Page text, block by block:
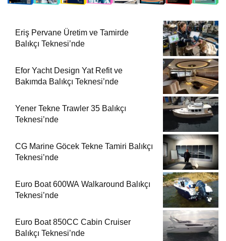
Eriş Pervane Üretim ve Tamirde
Balıkçı Teknesi’nde
Efor Yacht Design Yat Refit ve
Bakımda Balıkçı Teknesi’nde
Yener Tekne Trawler 35 Balıkçı
Teknesi’nde
CG Marine Göcek Tekne Tamiri Balıkçı
Teknesi’nde
Euro Boat 600WA Walkaround Balıkçı
Teknesi’nde
Euro Boat 850CC Cabin Cruiser
Balıkçı Teknesi’nde